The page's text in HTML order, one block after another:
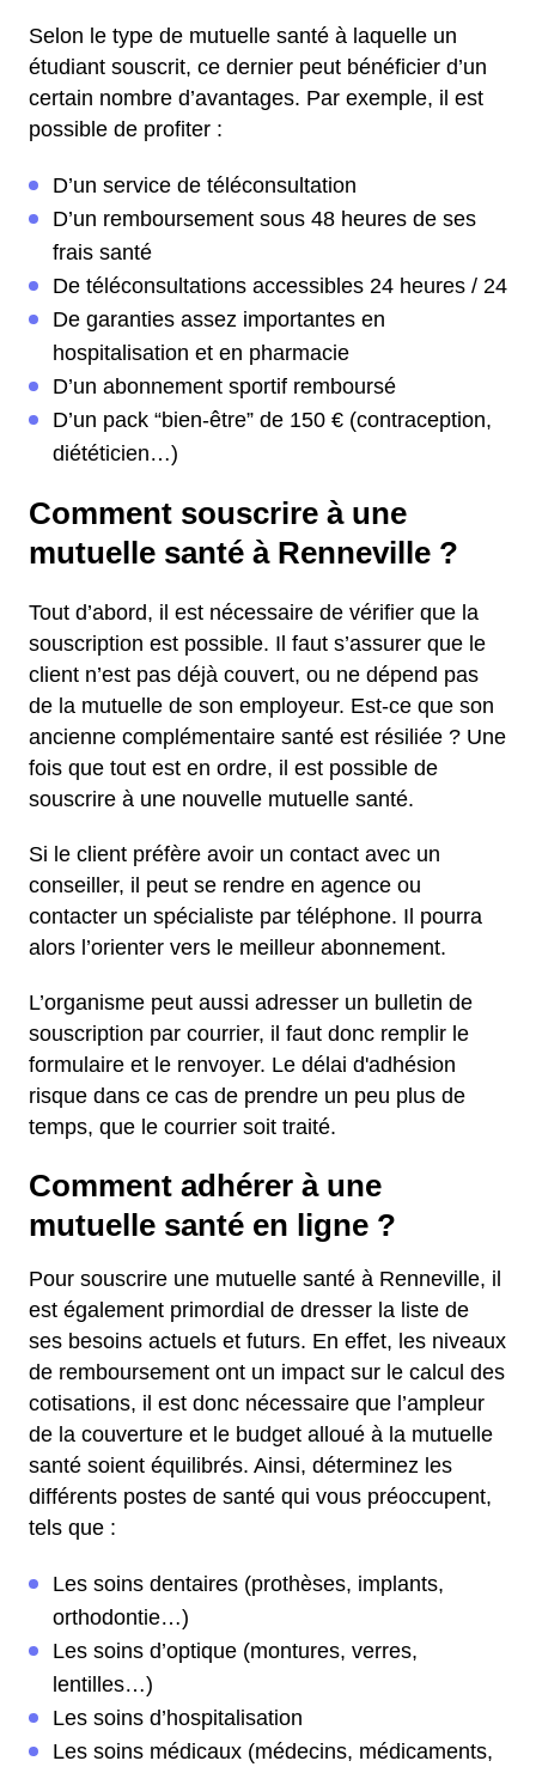
Selon le type de mutuelle santé à laquelle un
étudiant souscrit, ce dernier peut bénéficier d’un
certain nombre d’avantages. Par exemple, il est
possible de profiter :
D’un service de téléconsultation
D’un remboursement sous 48 heures de ses
frais santé
De téléconsultations accessibles 24 heures / 24
De garanties assez importantes en
hospitalisation et en pharmacie
D’un abonnement sportif remboursé
D’un pack “bien-être” de 150 € (contraception,
diététicien…)
Comment souscrire à une
mutuelle santé à Renneville ?
Tout d’abord, il est nécessaire de vérifier que la
souscription est possible. Il faut s’assurer que le
client n’est pas déjà couvert, ou ne dépend pas
de la mutuelle de son employeur. Est-ce que son
ancienne complémentaire santé est résiliée ? Une
fois que tout est en ordre, il est possible de
souscrire à une nouvelle mutuelle santé.
Si le client préfère avoir un contact avec un
conseiller, il peut se rendre en agence ou
contacter un spécialiste par téléphone. Il pourra
alors l’orienter vers le meilleur abonnement.
L’organisme peut aussi adresser un bulletin de
souscription par courrier, il faut donc remplir le
formulaire et le renvoyer. Le délai d'adhésion
risque dans ce cas de prendre un peu plus de
temps, que le courrier soit traité.
Comment adhérer à une
mutuelle santé en ligne ?
Pour souscrire une mutuelle santé à Renneville, il
est également primordial de dresser la liste de
ses besoins actuels et futurs. En effet, les niveaux
de remboursement ont un impact sur le calcul des
cotisations, il est donc nécessaire que l’ampleur
de la couverture et le budget alloué à la mutuelle
santé soient équilibrés. Ainsi, déterminez les
différents postes de santé qui vous préoccupent,
tels que :
Les soins dentaires (prothèses, implants,
orthodontie…)
Les soins d’optique (montures, verres,
lentilles…)
Les soins d’hospitalisation
Les soins médicaux (médecins, médicaments,